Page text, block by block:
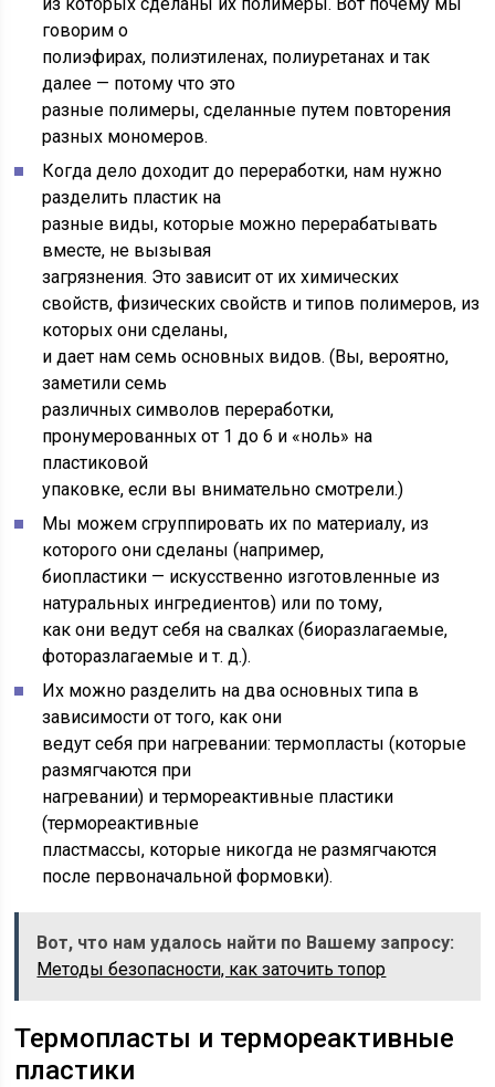
говорим о
полиэфирах, полиэтиленах, полиуретанах и так
далее — потому что это
разные полимеры, сделанные путем повторения
разных мономеров.
Когда дело доходит до переработки, нам нужно
разделить пластик на
разные виды, которые можно перерабатывать
вместе, не вызывая
загрязнения. Это зависит от их химических
свойств, физических свойств и типов полимеров, из
которых они сделаны,
и дает нам семь основных видов. (Вы, вероятно,
заметили семь
различных символов переработки,
пронумерованных от 1 до 6 и «ноль» на
пластиковой
упаковке, если вы внимательно смотрели.)
Мы можем сгруппировать их по материалу, из
которого они сделаны (например,
биопластики — искусственно изготовленные из
натуральных ингредиентов) или по тому,
как они ведут себя на свалках (биоразлагаемые,
фоторазлагаемые и т. д.).
Их можно разделить на два основных типа в
зависимости от того, как они
ведут себя при нагревании:термопласты (которые
размягчаются при
нагревании) итермореактивные пластики
(термореактивные
пластмассы, которые никогда не размягчаются
после первоначальной формовки).
Вот, что нам удалось найти по Вашему запросу:
Методы безопасности, как заточить топор
Термопласты и термореактивные
пластики